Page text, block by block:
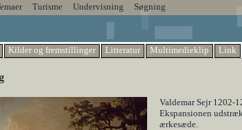
Turisme Undervisning Søgning
Kilder og fremstillinger Litteratur Multimedieklip Link
Valdemar Sejr 1202-
Ekspansionen
ærkesæde.